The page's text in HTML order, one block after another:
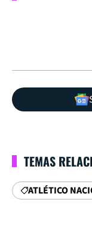
TEMAS
ATLÉTICO